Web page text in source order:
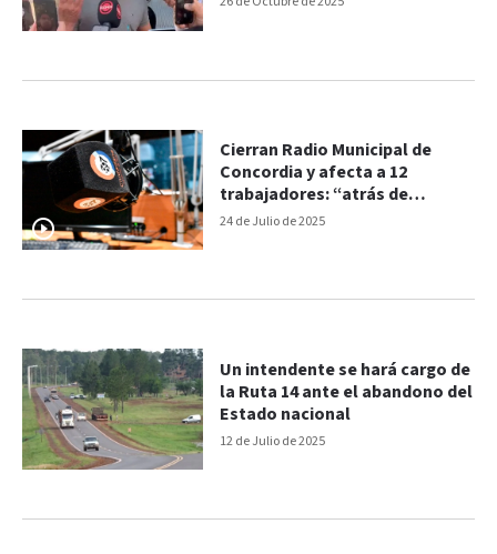
24 de Julio de 2025
Cierran Radio Municipal de
Concordia y afecta a 12
trabajadores: “atrás de
nosotros, hay familias”
12 de Julio de 2025
Un intendente se hará cargo de
la Ruta 14 ante el abandono del
Estado nacional